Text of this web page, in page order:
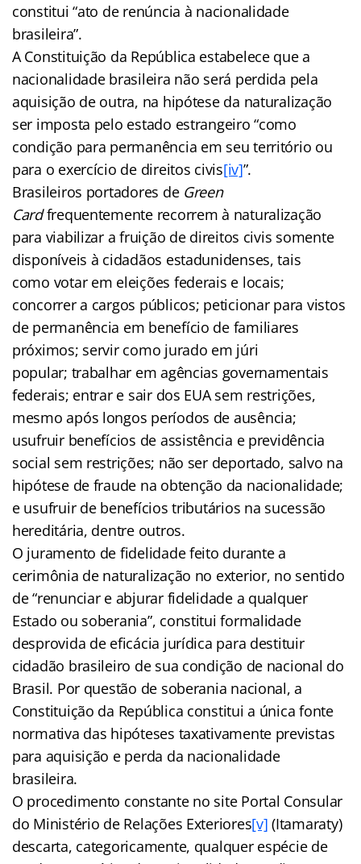
constitui “ato de renúncia à nacionalidade
brasileira”.
A Constituição da República estabelece que a
nacionalidade brasileira não será perdida pela
aquisição de outra, na hipótese da naturalização
ser imposta pelo estado estrangeiro “como
condição para permanência em seu território ou
para o exercício de direitos civis[iv]”.
Brasileiros portadores de Green
Cardfrequentemente recorrem à naturalização
para viabilizar a fruição de direitos civis somente
disponíveis à cidadãos estadunidenses, tais
como votar em eleições federais e locais;
concorrer a cargos públicos; peticionar para vistos
de permanência em benefício de familiares
próximos; servir como jurado em júri
popular; trabalhar em agências governamentais
federais; entrar e sair dos EUA sem restrições,
mesmo após longos períodos de ausência;
usufruir benefícios de assistência e previdência
social sem restrições; não ser deportado, salvo na
hipótese de fraude na obtenção da nacionalidade;
e usufruir de benefícios tributários na sucessão
hereditária, dentre outros.
O juramento de fidelidade feito durante a
cerimônia de naturalização no exterior, no sentido
de “renunciar e abjurar fidelidade a qualquer
Estado ou soberania”, constitui formalidade
desprovida de eficácia jurídica para destituir
cidadão brasileiro de sua condição de nacional do
Brasil. Por questão de soberania nacional, a
Constituição da República constitui a única fonte
normativa das hipóteses taxativamente previstas
para aquisição e perda da nacionalidade
brasileira.
O procedimento constante no site Portal Consular
do Ministério de Relações Exteriores[v] (Itamaraty)
descarta, categoricamente, qualquer espécie de